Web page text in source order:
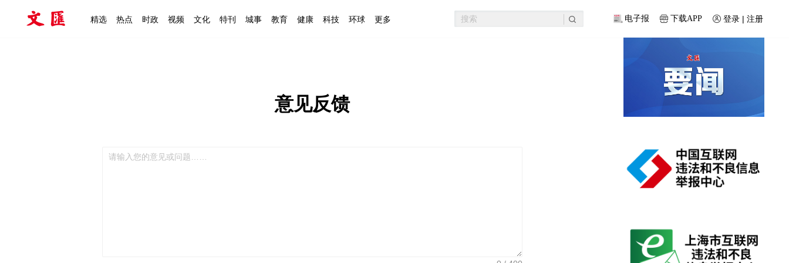
精选 热点 时政 视频 文化 特刊 城事 教育 健康 科技 环球 更多 电子报 下载APP 登录 | 注册
意见反馈